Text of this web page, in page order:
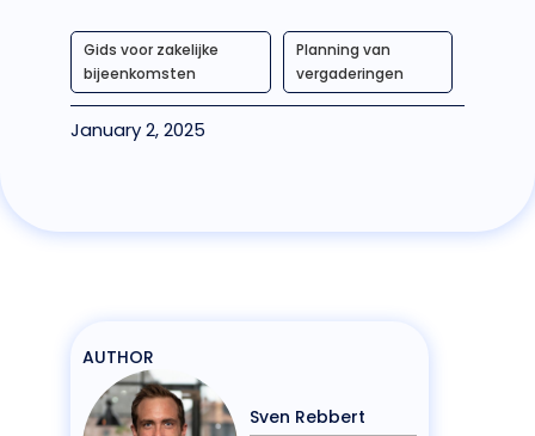
Gids voor zakelijke
bijeenkomsten
Planning van
vergaderingen
January 2, 2025
AUTHOR
Sven Rebbert